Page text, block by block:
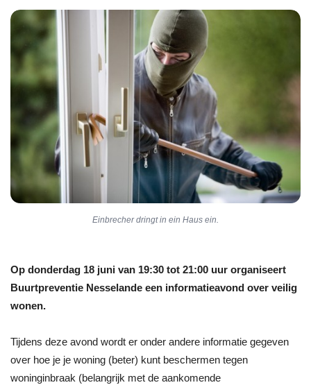
Einbrecher dringt in ein Haus ein.
Op donderdag 18 juni van 19:30 tot 21:00 uur organiseert
Buurtpreventie Nesselande een informatieavond over veilig
wonen.
Tijdens deze avond wordt er onder andere informatie gegeven
over hoe je je woning (beter) kunt beschermen tegen
woninginbraak (belangrijk met de aankomende